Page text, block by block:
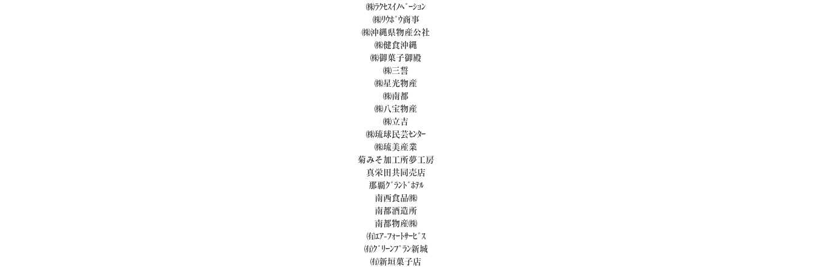
㈱ﾗｸｾｽｲﾉﾍﾞｰｼｮﾝ
㈱ﾘｳﾎﾞｳ商事
㈱沖縄県物産公社
㈱健食沖縄
㈱御菓子御殿
㈱三誓
㈱星光物産
㈱南都
㈱八宝物産
㈱立吉
㈱琉球民芸ｾﾝﾀｰ
㈱琉美産業
菊みそ加工所夢工房
真栄田共同売店
那覇ｸﾞﾗﾝﾄﾞﾎﾃﾙ
南西食品㈱
南都酒造所
南都物産㈱
㈲ｴｱ-ﾌｫｰﾄｻｰﾋﾞｽ
㈲ｸﾞﾘｰﾝﾌﾟﾗﾝ新城
㈲新垣菓子店